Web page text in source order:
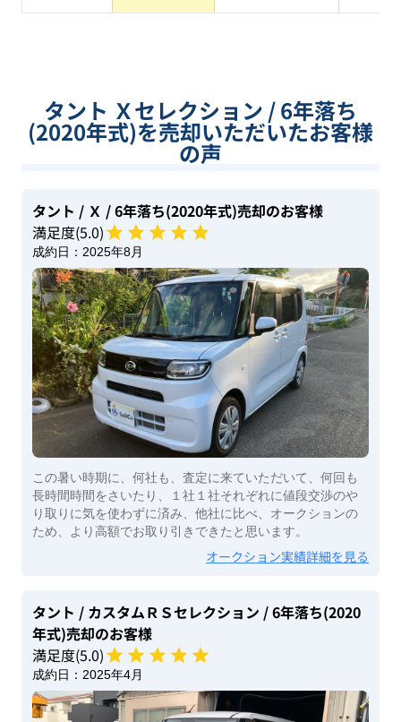
タント Ｘセレクション / 6年落ち
(2020年式)を売却いただいたお客様
の声
タント / Ｘ / 6年落ち(2020年式)売却のお客様
満足度(5.0)
成約日： 2025年8月
この暑い時期に、何社も、査定に来ていただいて、何回も
長時間時間をさいたり、１社１社それぞれに値段交渉のや
り取りに気を使わずに済み、他社に比べ、オークションの
ため、より高額でお取り引きできたと思います。
オークション実績詳細を見る
タント / カスタムＲＳセレクション / 6年落ち(2020
年式)売却のお客様
満足度(5.0)
成約日： 2025年4月